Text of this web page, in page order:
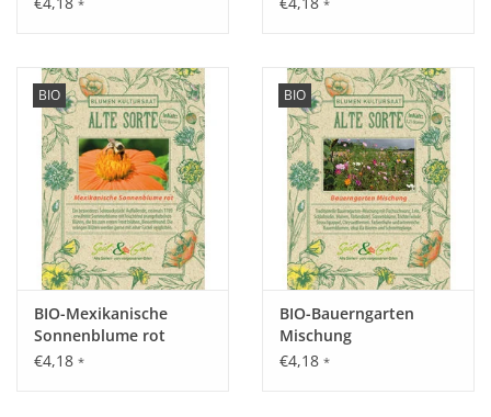
Aussaat:
Ab Ende April bis Juni an Ort und Stelle. Saatgut andrücken
und während der Keimphase feucht halten.
Keimung:
1 – 3 Wochen nach der Aussaat bei einer optimalen
Temperatur von 14 – 18 °C.
* *
BIO
BIO-Mexikanische
Sonnenblume rot
€4,18 *
BIO
BIO-Bauerngarten
Mischung
€4,18 *